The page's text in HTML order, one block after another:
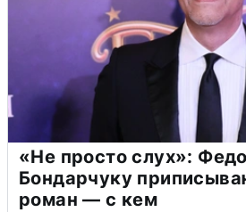
«Не просто слух»:
Бондарчуку
роман — с кем